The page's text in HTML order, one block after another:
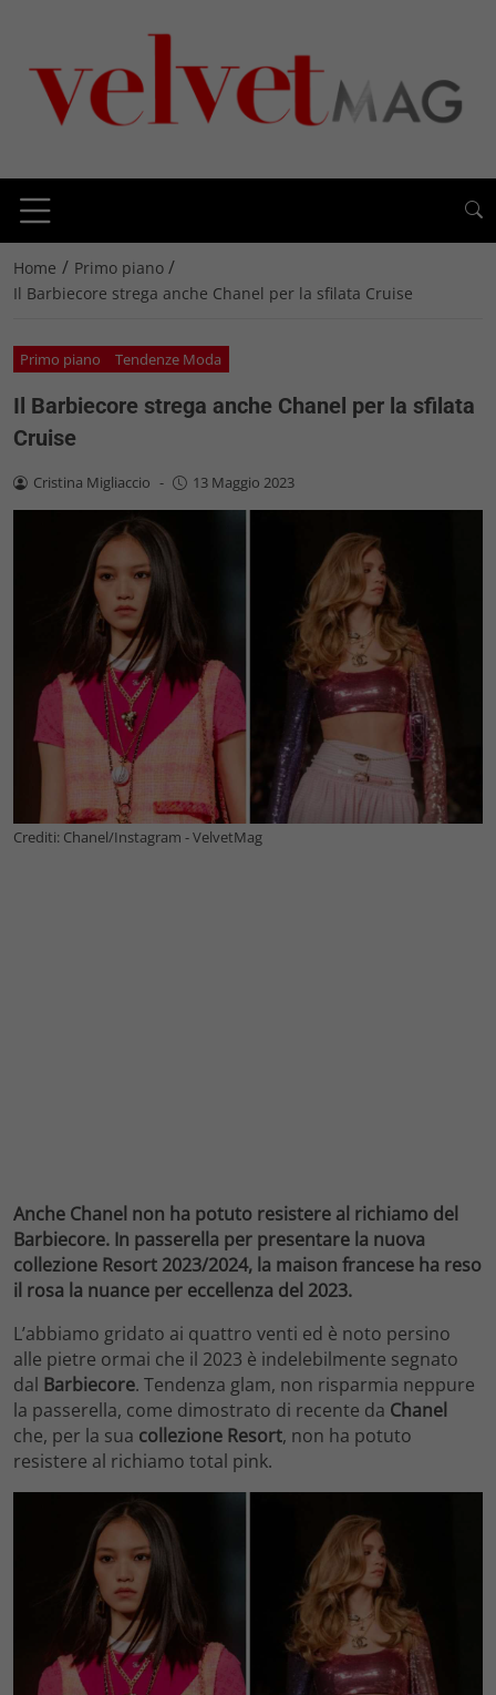
Home / Primo piano /
Il Barbiecore strega anche Chanel per la sfilata Cruise
Primo piano Tendenze Moda
Il Barbiecore strega anche Chanel per la sfilata
Cruise
Cristina Migliaccio - 13 Maggio 2023
Crediti: Chanel/Instagram - VelvetMag
Anche Chanel non ha potuto resistere al richiamo del
Barbiecore. In passerella per presentare la nuova
collezione Resort 2023/2024, la maison francese ha reso
il rosa la nuance per eccellenza del 2023.
L’abbiamo gridato ai quattro venti ed è noto persino
alle pietre ormai che il 2023 è indelebilmente segnato
dal Barbiecore. Tendenza glam, non risparmia neppure
la passerella, come dimostrato di recente da Chanel
che, per la sua collezione Resort, non ha potuto
resistere al richiamo total pink.